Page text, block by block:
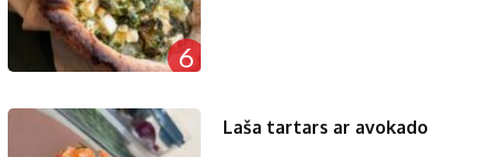
6
Laša tartars ar avokado